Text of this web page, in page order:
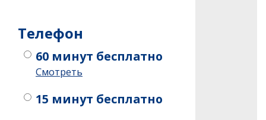
Телефон
60 минут бесплатно
Смотреть
15 минут бесплатно